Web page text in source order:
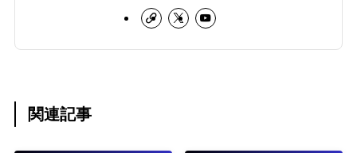
関連記事